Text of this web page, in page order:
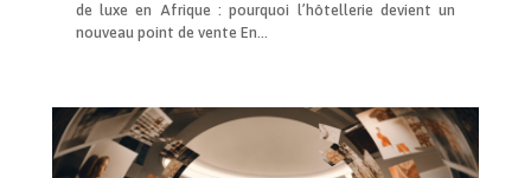
de luxe en Afrique : pourquoi l’hôtellerie devient un
nouveau point de vente En...